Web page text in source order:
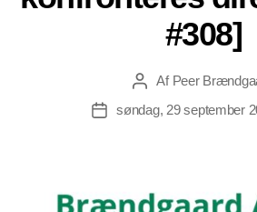
#308]
Indlægsforfatter
Af Peer
Indlægsdato
søndag, 29 september